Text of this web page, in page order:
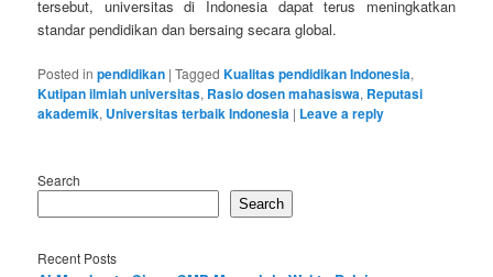
tersebut, universitas di Indonesia dapat terus meningkatkan
standar pendidikan dan bersaing secara global.
Posted in pendidikan |Tagged Kualitas pendidikan Indonesia,
Kutipan ilmiah universitas, Rasio dosen mahasiswa, Reputasi
akademik, Universitas terbaik Indonesia | Leave a reply
Search
Search
Recent Posts